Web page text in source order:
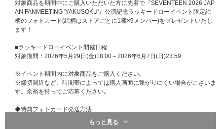
対象商品を期間中にご購入いただいた方に先着で『SEVENTEEN 2026 JAP
AN FANMEETING 'YAKUSOKU'』公演記念ラッキードローイベント限定絵
柄のフォトカード(絵柄はストアごとに1種×9メンバー)をプレゼントいたし
ます！
■ラッキードローイベント開催日程
対象期間：2026年5月29日(金)18:00～2026年6月7日(日)23:59
※イベント期間内に対象商品をご購入ください｡
※締切間近など、時間帯によっては購入画面に繋がりにくい場合がございま
す。余裕を持ってご応募ください｡
◆特典フォトカード発送方法
・UNIVERSAL MUSIC STORE：商品に同梱で、2026年7月中旬より順次発
もっと見る